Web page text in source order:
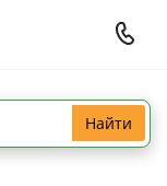
Найти